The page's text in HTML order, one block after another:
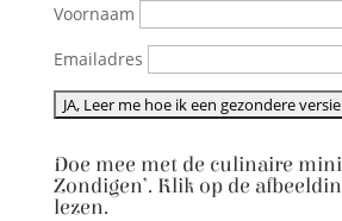
Voornaam
Emailadres
Doe mee met de culinaire mini
Zondigen’. Klik op de
lezen.